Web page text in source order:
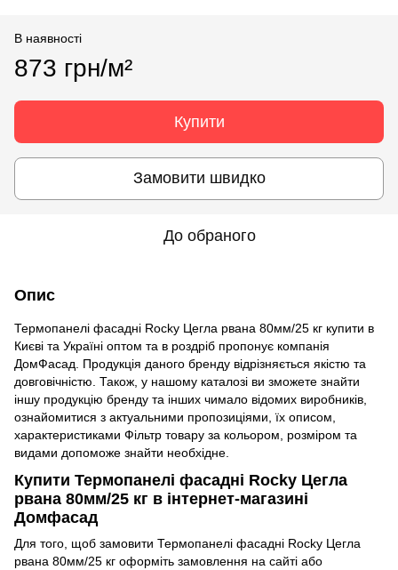
В наявності
873 грн/м²
Купити
Замовити швидко
До обраного
Опис
Термопанелі фасадні Rocky Цегла рвана 80мм/25 кг купити в
Києві та Україні оптом та в роздріб пропонує компанія
ДомФасад. Продукція даного бренду відрізняється якістю та
довговічністю. Також, у нашому каталозі ви зможете знайти
іншу продукцію бренду та інших чимало відомих виробників,
ознайомитися з актуальними пропозиціями, їх описом,
характеристиками Фільтр товару за кольором, розміром та
видами допоможе знайти необхідне.
Купити Термопанелі фасадні Rocky Цегла
рвана 80мм/25 кг в інтернет-магазині
Домфасад
Для того, щоб замовити Термопанелі фасадні Rocky Цегла
рвана 80мм/25 кг оформіть замовлення на сайті або